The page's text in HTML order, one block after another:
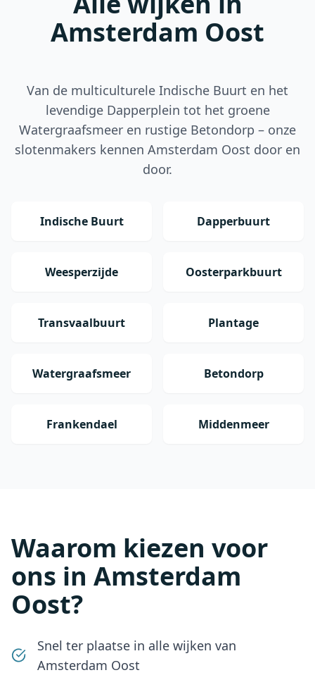
Amsterdam Oost
Van de multiculturele Indische Buurt en het
levendige Dapperplein tot het groene
Watergraafsmeer en rustige Betondorp – onze
slotenmakers kennen Amsterdam Oost door en
door.
Indische Buurt Dapperbuurt
Weesperzijde Oosterparkbuurt
Transvaalbuurt Plantage
Watergraafsmeer Betondorp
Frankendael Middenmeer
Waarom kiezen voor
ons in Amsterdam
Oost?
Snel ter plaatse in alle wijken van
Amsterdam Oost